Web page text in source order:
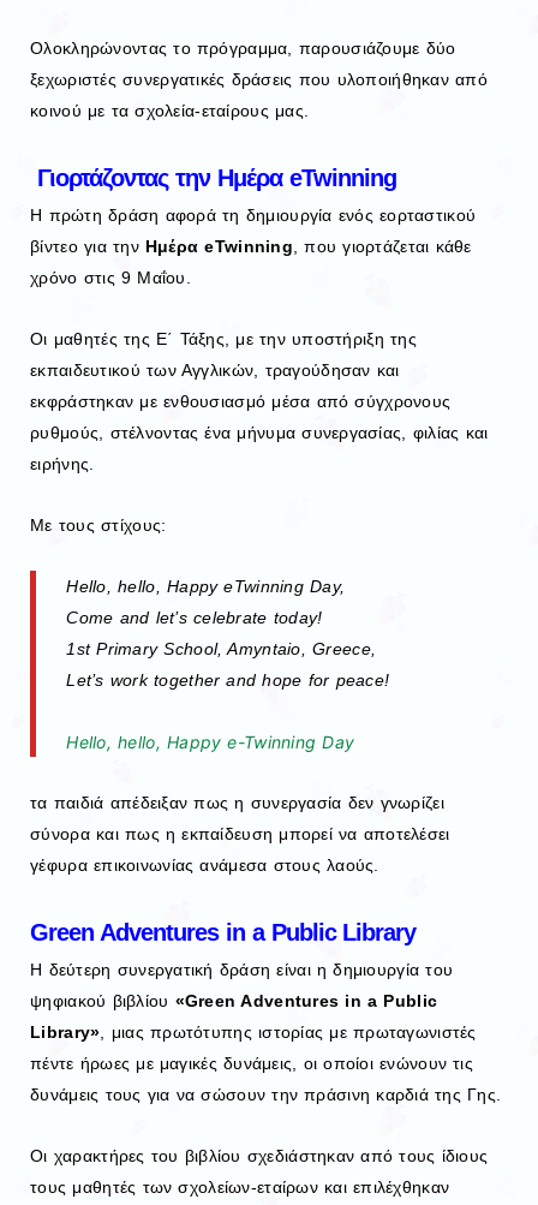
Ολοκληρώνοντας το πρόγραμμα, παρουσιάζουμε δύο
ξεχωριστές συνεργατικές δράσεις που υλοποιήθηκαν από
κοινού με τα σχολεία-εταίρους μας.
Γιορτάζοντας την Ημέρα eTwinning
Η πρώτη δράση αφορά τη δημιουργία ενός εορταστικού
βίντεο για την Ημέρα eTwinning , που γιορτάζεται κάθε
χρόνο στις 9 Μαΐου.
Οι μαθητές της Ε΄ Τάξης, με την υποστήριξη της
εκπαιδευτικού των Αγγλικών, τραγούδησαν και
εκφράστηκαν με ενθουσιασμό μέσα από σύγχρονους
ρυθμούς, στέλνοντας ένα μήνυμα συνεργασίας, φιλίας και
ειρήνης.
Με τους στίχους:
Hello, hello, Happy eTwinning Day,
Come and let’s celebrate today!
1st Primary School, Amyntaio, Greece,
Let’s work together and hope for peace!
Hello, hello, Happy e-Twinning Day
τα παιδιά απέδειξαν πως η συνεργασία δεν γνωρίζει
σύνορα και πως η εκπαίδευση μπορεί να αποτελέσει
γέφυρα επικοινωνίας ανάμεσα στους λαούς.
Green Adventures in a Public Library
Η δεύτερη συνεργατική δράση είναι η δημιουργία του
ψηφιακού βιβλίου «Green Adventures in a Public
Library» , μιας πρωτότυπης ιστορίας με πρωταγωνιστές
πέντε ήρωες με μαγικές δυνάμεις, οι οποίοι ενώνουν τις
δυνάμεις τους για να σώσουν την πράσινη καρδιά της Γης.
Οι χαρακτήρες του βιβλίου σχεδιάστηκαν από τους ίδιους
τους μαθητές των σχολείων-εταίρων και επιλέχθηκαν